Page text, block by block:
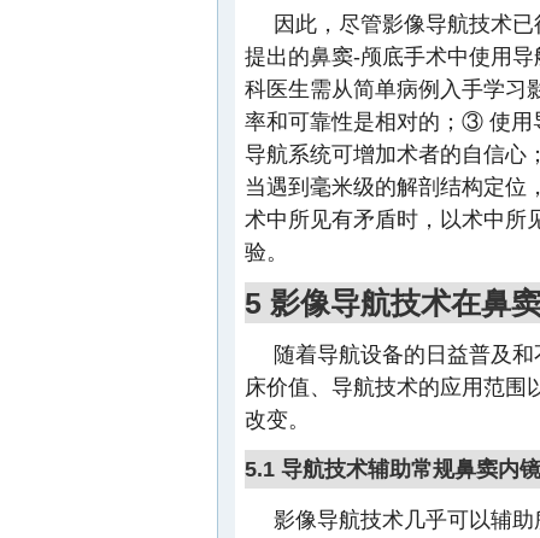
因此，尽管影像导航技术
提出的鼻窦-颅底手术中使用
科医生需从简单病例入手学
率和可靠性是相对的；③ 使
导航系统可增加术者的自信
当遇到毫米级的解剖结构定
术中所见有矛盾时，以术中
验。
5 影像导航技术在鼻
随着导航设备的日益普及
床价值、导航技术的应用范围
改变。
5.1 导航技术辅助常规鼻窦内
影像导航技术几乎可以辅